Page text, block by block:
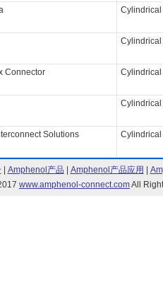
Cylindrical
Cylindrical
Connector Cylindrical
Cylindrical
Solutions Cylindrical
| Amphenol产品 Amphenol产品应用
www.amphenol-connect.comAll